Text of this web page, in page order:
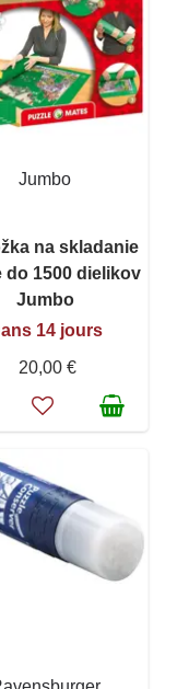
Jumbo
na skladanie
do 1500 dielikov
Jumbo
14 jours
20,00 €